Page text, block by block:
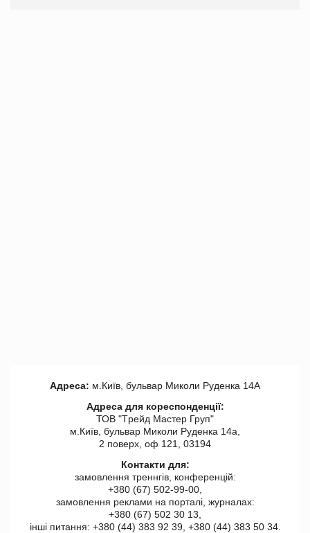
Адреса: м.Київ, бульвар Миколи Руденка 14А
Адреса для кореспонденції:
ТОВ "Tрейд Мастер Груп"
м.Київ, бульвар Миколи Руденка 14а,
2 поверх, оф 121, 03194
Контакти для:
замовлення треннгів, конференцій:
+380 (67) 502-99-00,
замовлення реклами на порталі, журналах:
+380 (67) 502 30 13,
інші питання: +380 (44) 383 92 39, +380 (44) 383 50 34.